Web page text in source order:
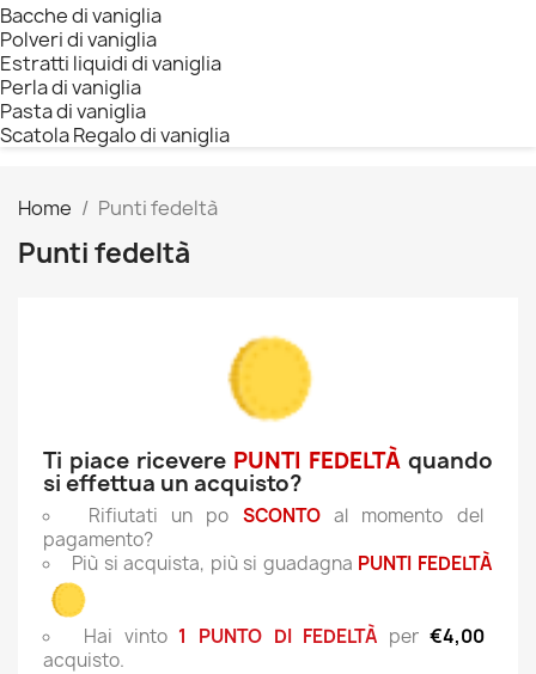
Bacche di vaniglia
Polveri di vaniglia
Estratti liquidi di vaniglia
Perla di vaniglia
Pasta di vaniglia
Scatola Regalo di vaniglia
Home Punti fedeltà
Punti fedeltà
Ti piace ricevere PUNTI FEDELTÀ quando
si effettua un acquisto?
Rifiutati un po SCONTOal momento del
pagamento?
Più si acquista, più si guadagna PUNTI FEDELTÀ
Hai vinto 1 PUNTO DI FEDELTÀ per€4,00
acquisto.